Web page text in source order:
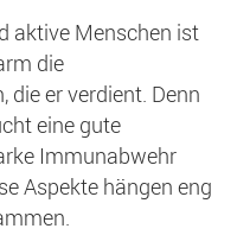
aktive Menschen ist
die
er verdient. Denn
eine gute
Immunabwehr
Aspekte hängen eng